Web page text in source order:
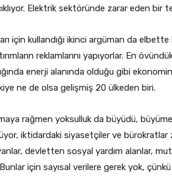
Elektrik sektöründe zarar eden bir
için kullandığı ikinci argüman da
reklamlarını yapıyorlar. En
enerji alanında olduğu gibi
ne de olsa gelişmiş 20 ülkeden biri.
rağmen yoksulluk da büyüdü,
iktidardaki siyasetçiler ve bürokratlar
devletten sosyal yardım alanlar,
için sayısal verilere gerek yok,